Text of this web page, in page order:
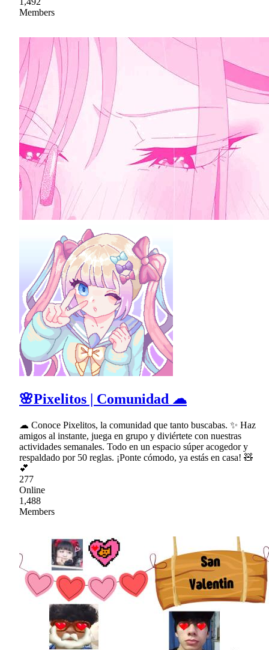
Members
🌸Pixelitos | Comunidad ☁
☁ Conoce Pixelitos, la comunidad que tanto buscabas. ✨ Haz
amigos al instante, juega en grupo y diviértete con nuestras
actividades semanales. Todo en un espacio súper acogedor y
respaldado por 50 reglas. ¡Ponte cómodo, ya estás en casa! 🧸
💕
277
Online
1,488
Members